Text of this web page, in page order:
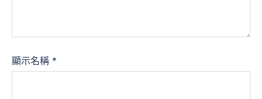
顯示名稱 *